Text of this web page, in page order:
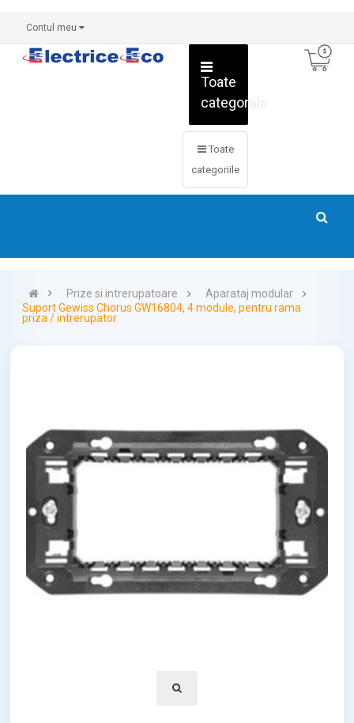
Contul meu
Toate
categoriile
Toate
categoriile
Prize si intrerupatoare
Aparataj modular
Suport Gewiss Chorus GW16804, 4 module, pentru rama
priza / intrerupator